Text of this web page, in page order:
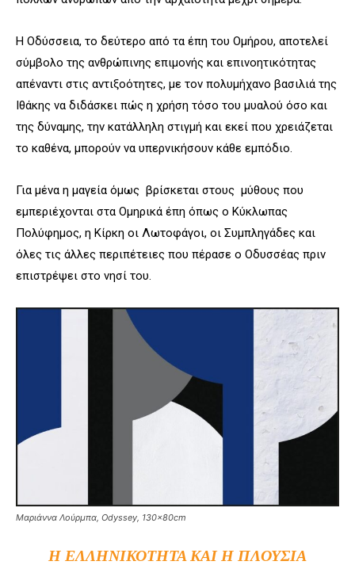
Η Οδύσσεια, το δεύτερο από τα έπη του Ομήρου, αποτελεί
σύμβολο της ανθρώπινης επιμονής και επινοητικότητας
απέναντι στις αντιξοότητες, με τον πολυμήχανο βασιλιά της
Ιθάκης να διδάσκει πώς η χρήση τόσο του μυαλού όσο και
της δύναμης, την κατάλληλη στιγμή και εκεί που χρειάζεται
το καθένα, μπορούν να υπερνικήσουν κάθε εμπόδιο.
Για μένα η μαγεία όμως βρίσκεται στους μύθους που
εμπεριέχονται στα Ομηρικά έπη όπως ο Κύκλωπας
Πολύφημος, η Κίρκη οι Λωτοφάγοι, οι Συμπληγάδες και
όλες τις άλλες περιπέτειες που πέρασε ο Οδυσσέας πριν
επιστρέψει στο νησί του.
Μαριάννα Λούρμπα, Odyssey, 130x80cm
Η ΕΛΛΗΝΙΚΌΤΗΤΑ ΚΑΙ Η ΠΛΟΎΣΙΑ